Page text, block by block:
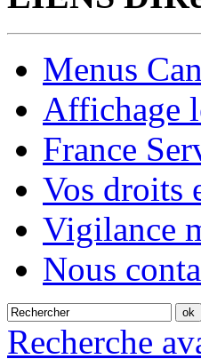
Menus
Affichage
France
Vos droits
Vigilance
Nous
Recherche